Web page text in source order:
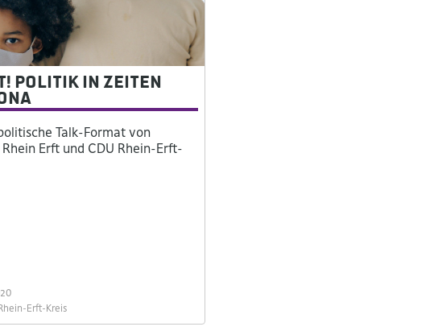
Politik in Zeiten
Talk-Format von
Erft und CDU Rhein-Erft-
Erft-Kreis